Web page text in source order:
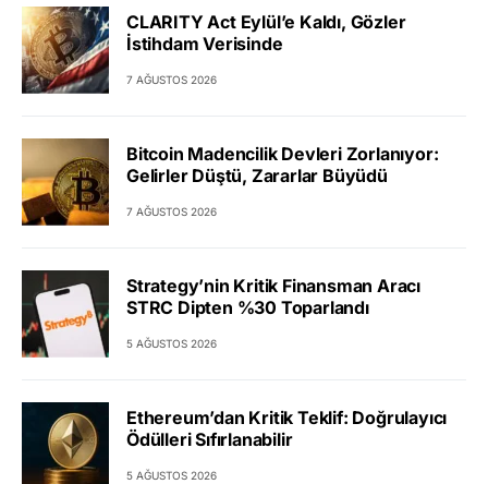
CLARITY Act Eylül’e Kaldı, Gözler
İstihdam Verisinde
7 AĞUSTOS 2026
Bitcoin Madencilik Devleri Zorlanıyor:
Gelirler Düştü, Zararlar Büyüdü
7 AĞUSTOS 2026
Strategy’nin Kritik Finansman Aracı
STRC Dipten %30 Toparlandı
5 AĞUSTOS 2026
Ethereum’dan Kritik Teklif: Doğrulayıcı
Ödülleri Sıfırlanabilir
5 AĞUSTOS 2026